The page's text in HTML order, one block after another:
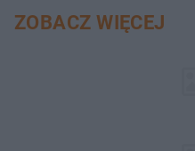
ZOBACZ WIĘCEJ